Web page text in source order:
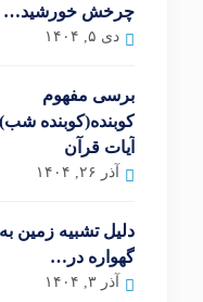
چرخش خورشید…
دی ۵, ۱۴۰۴
برسی مفهوم
کوبنده(کوبنده
آیات قرآن
آذر ۲۶, ۱۴۰۴
دلیل تشبیه زمین به
گهواره در…
آذر ۳, ۱۴۰۴